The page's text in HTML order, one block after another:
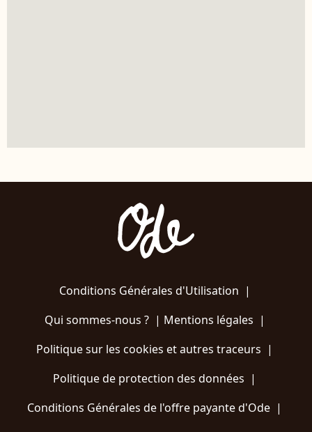
Conditions Générales d'Utilisation |
Qui sommes-nous ?| Mentions légales |
Politique sur les cookies et autres traceurs |
Politique de protection des données |
Conditions Générales de l'offre payante d'Ode |